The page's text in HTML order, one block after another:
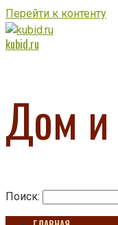
Перейти к контенту
kubid.ru
Дом
Поиск: